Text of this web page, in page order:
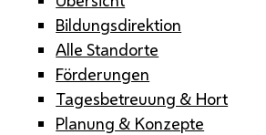
Bildungsdirektion
Alle Standorte
Förderungen
Tagesbetreuung & Hort
Planung & Konzepte